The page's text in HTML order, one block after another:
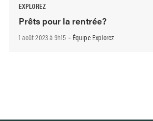
EXPLOREZ
Prêts pour la rentrée?
1 août 2023 à 9h15 - Équipe Explorez